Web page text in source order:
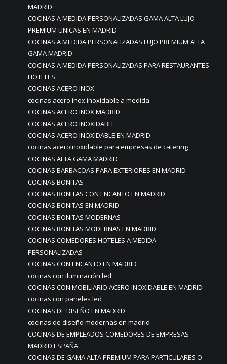
MADRID
COCINAS A MEDIDA PERSONALIZADAS GAMA ALTA LUJO
PREMIUM UNICAS EN MADRID
COCINAS A MEDIDA PERSONALIZADAS LUJO PREMIUM ALTA
GAMA MADRID
COCINAS A MEDIDA PERSONALIZADAS PARA RESTAURANTES
HOTELES
COCINAS ACERO INOX
cocinas acero inox inoxidable a medida
COCINAS ACERO INOX MADRID
COCINAS ACERO INOXIDABLE
COCINAS ACERO INOXIDABLE EN MADRID
cocinas aceroinoxidable para empresas de catering
COCINAS ALTA GAMA MADRID
COCINAS BARBACOAS PARA EXTERIORES EN MADRID
COCINAS BONITAS
COCINAS BONITAS CON ENCANTO EN MADRID
COCINAS BONITAS EN MADRID
COCINAS BONITAS MODERNAS
COCINAS BONITAS MODERNAS EN MADRID
COCINAS COMEDORES HOTELES A MEDIDA
PERSONALIZADAS
COCINAS CON ENCANTO EN MADRID
cocinas con iluminación led
COCINAS CON MOBILIARIO ACERO INOXIDABLE EN MADRID
cocinas con paneles led
COCINAS DE DISEÑO EN MADRID
cocinas de diseño modernas en madrid
COCINAS DE EMPLEADOS COMEDORES DE EMPRESAS
MADRID ESPAÑA
COCINAS DE GAMA ALTA PREMIUM PARA PARTICULARES O